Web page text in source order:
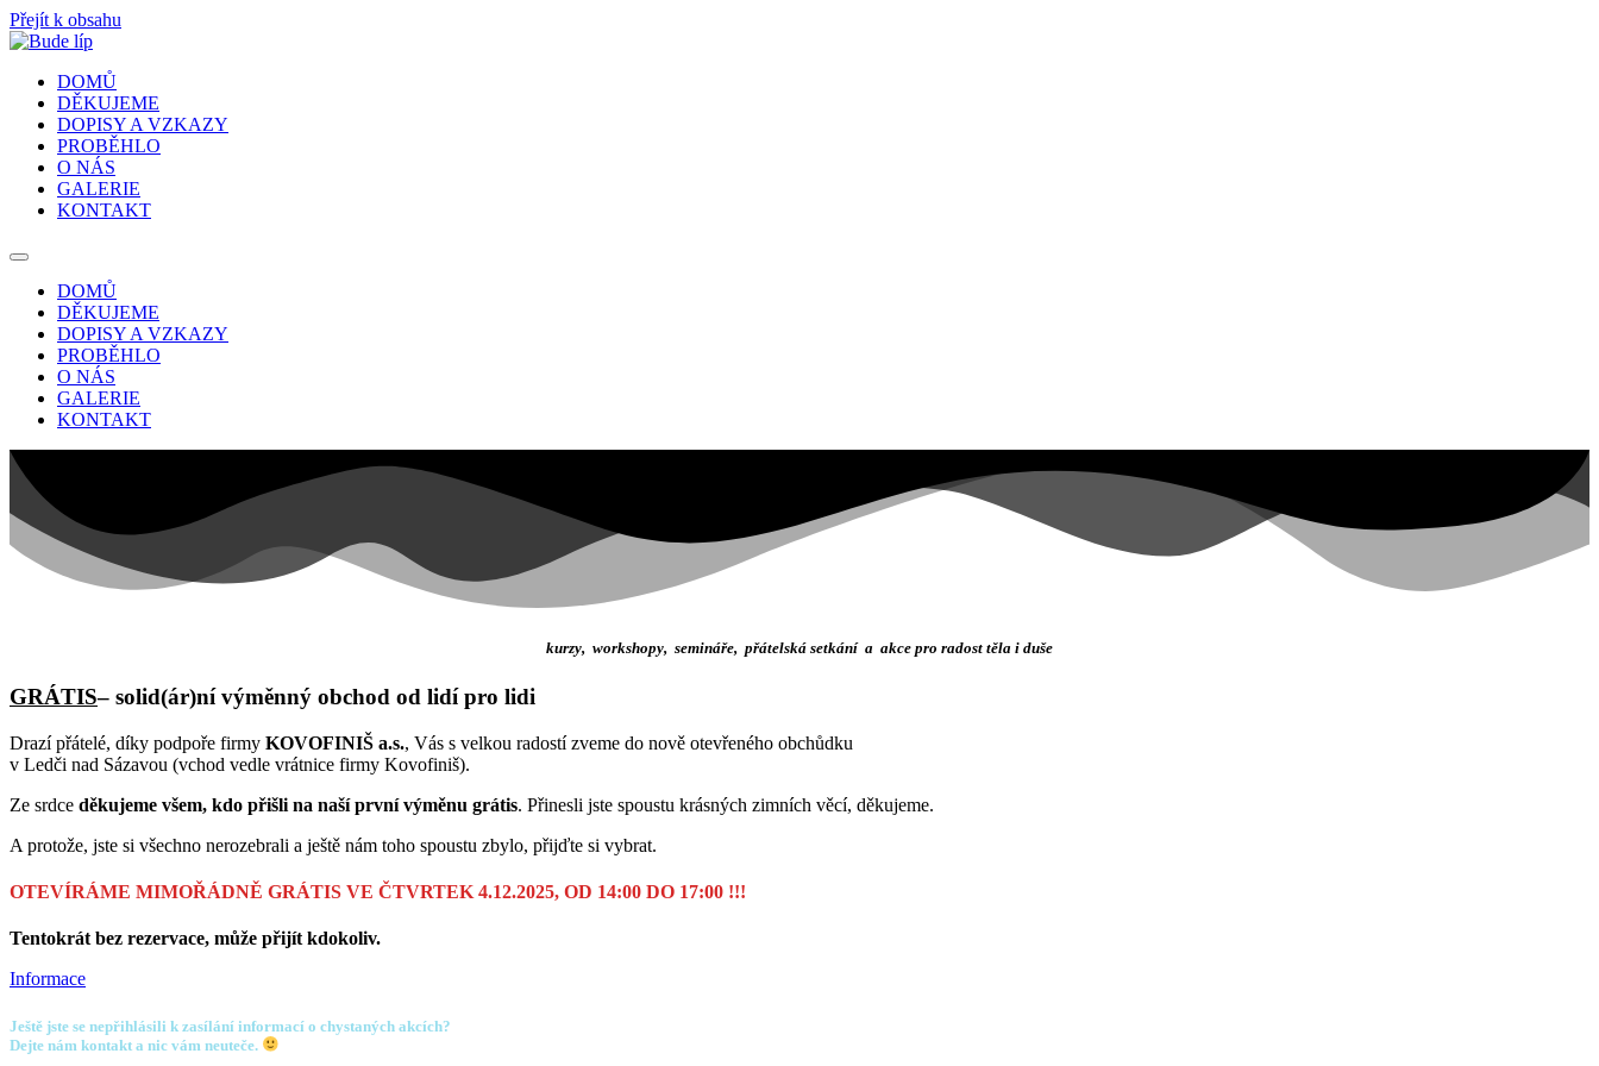
Přejít k obsahu
DOMŮ
DĚKUJEME
DOPISY A VZKAZY
PROBĚHLO
O NÁS
GALERIE
KONTAKT
DOMŮ
DĚKUJEME
DOPISY A VZKAZY
PROBĚHLO
O NÁS
GALERIE
KONTAKT
kurzy, workshopy, semináře, přátelská setkání a akce pro radost těla i duše
GRÁTIS– solid(ár)ní výměnný obchod od lidí pro lidi
Drazí přátelé, díky podpoře firmy KOVOFINIŠ a.s., Vás s velkou radostí zveme do nově otevřeného obchůdku
v Ledči nad Sázavou (vchod vedle vrátnice firmy Kovofiniš).
Ze srdce děkujeme všem, kdo přišli na naší první výměnu grátis. Přinesli jste spoustu krásných zimních věcí, děkujeme.
A protože, jste si všechno nerozebrali a ještě nám toho spoustu zbylo, přijďte si vybrat.
OTEVÍRÁME MIMOŘÁDNĚ GRÁTIS VE ČTVRTEK 4.12.2025, OD 14:00 DO 17:00 !!!
Tentokrát bez rezervace, může přijít kdokoliv.
Informace
Ještě jste se nepřihlásili k zasílání informací o chystaných akcích?
Dejte nám kontakt a nic vám neuteče.